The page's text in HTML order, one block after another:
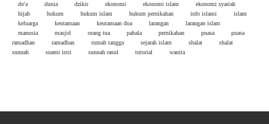
do'a
dunia dzikir ekonomi ekonomi islam
ekonomi syariah
hijab
hukum hukum islam hukum pernikahan info islami
islam
keluarga
keutamaan keutamaan doa larangan
larangan islam
manusia
masjid orang tua pahala pernikahan puasa
puasa
ramadhan
ramadhan rumah tangga sejarah islam shalat
shalat
sunnah
suami istri sunnah rasul tutorial wanita